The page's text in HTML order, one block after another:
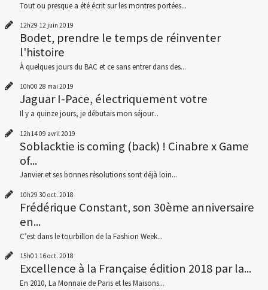
Tout ou presque a été écrit sur les montres portées...
12h29 12 juin 2019
Bodet, prendre le temps de réinventer
l'histoire
À quelques jours du BAC et ce sans entrer dans des...
10h00 28 mai 2019
Jaguar I-Pace, électriquement votre
Il y a quinze jours, je débutais mon séjour...
12h1409 avril 2019
Soblacktie is coming (back) ! Cinabre x Game
of...
Janvier et ses bonnes résolutions sont déjà loin...
10h29 30 oct. 2018
Frédérique Constant, son 30ème anniversaire
en...
C’est dans le tourbillon de la Fashion Week...
15h01 16oct. 2018
Excellence à la Française édition 2018 par la...
En 2010, La Monnaie de Paris et les Maisons...